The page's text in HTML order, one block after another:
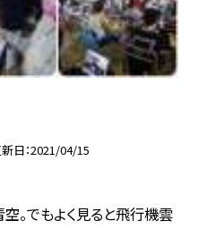
日 2021/04/15
。でもよく見ると飛行機雲